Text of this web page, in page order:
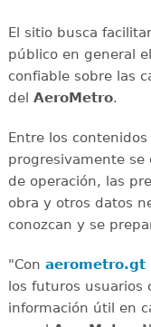
El sitio busca
público en general
confiable sobre las
del AeroMetro.
Entre los
progresivamente se
de operación, las
obra y otros datos
conozcan y se
"Con aerometro.gt
los futuros usuarios
información útil en